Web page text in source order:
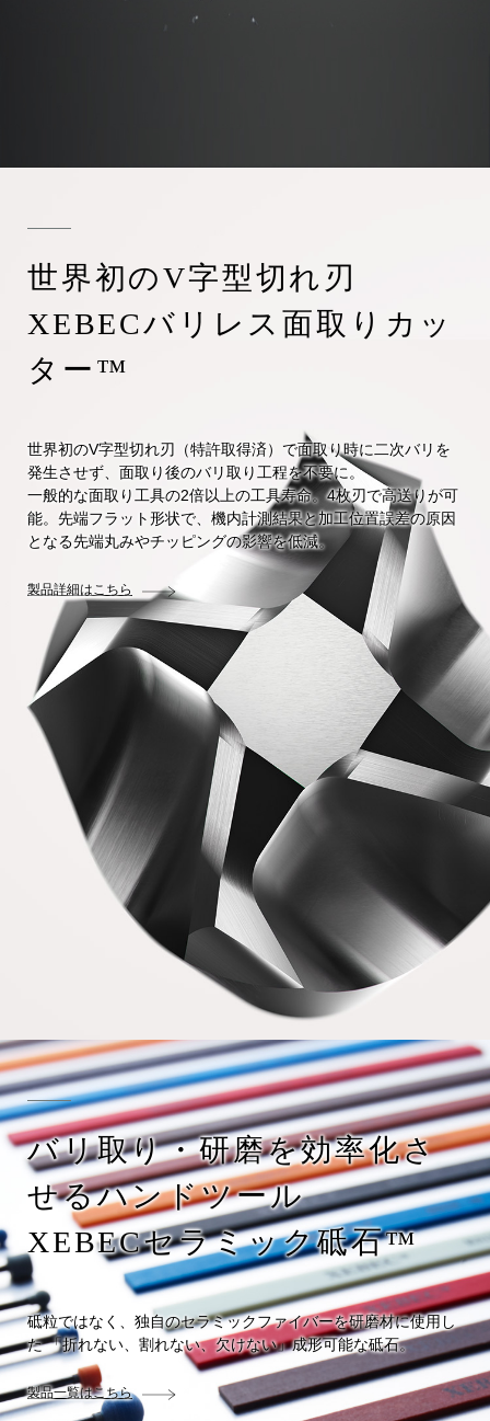
世界初のV字型切れ刃
XEBECバリレス面取りカッ
ター™
世界初のV字型切れ刃（特許取得済）で面取り時に二次バリを
発生させず、面取り後のバリ取り工程を不要に。
一般的な面取り工具の2倍以上の工具寿命。4枚刃で高送りが可
能。先端フラット形状で、機内計測結果と加工位置誤差の原因
となる先端丸みやチッピングの影響を低減。
製品詳細はこちら
バリ取り・研磨を効率化さ
せるハンドツール
XEBECセラミック砥石™
砥粒ではなく、独自のセラミックファイバーを研磨材に使用し
た 「折れない、割れない、欠けない」成形可能な砥石。
製品一覧はこちら